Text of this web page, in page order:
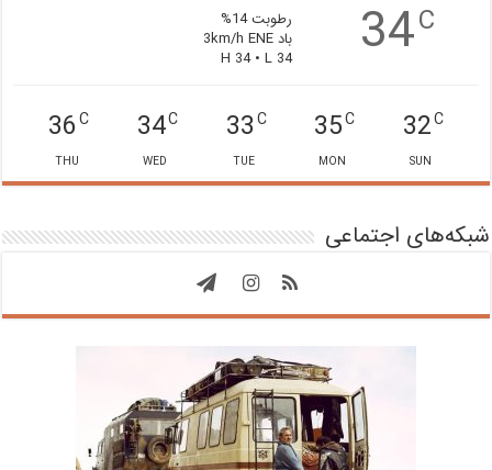
34C
رطوبت 14%
باد 3km/h ENE
H 34 • L 34
32C
SUN
35C
MON
33C
TUE
34C
WED
36C
THU
شبکه‌های اجتماعی